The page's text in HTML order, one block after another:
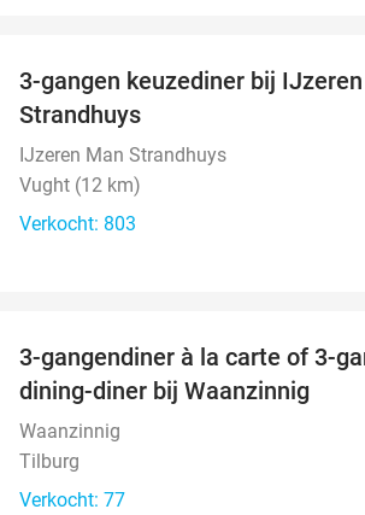
3-gangen keuzediner bij
Strandhuys
IJzeren Man Strandhuys
Vught (12 km)
Verkocht: 803
3-gangendiner à la carte of 3-
dining-diner bij Waanzinnig
Waanzinnig
Tilburg
Verkocht: 77